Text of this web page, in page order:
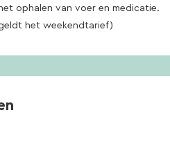
ophalen van voer en medicatie.
het weekendtarief)